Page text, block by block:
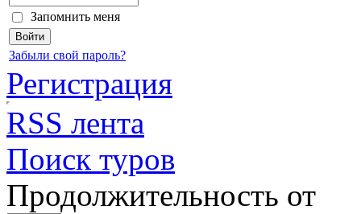
Запомнить меня
Забыли свой пароль?
Регистрация
RSS лента
Поиск туров
Продолжительность от